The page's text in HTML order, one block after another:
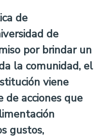
de
de
por brindar un
la comunidad, el
viene
de acciones que
gustos,